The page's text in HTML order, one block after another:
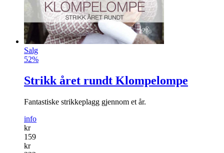
Salg
52%
Strikk året rundt Klompelompe
Fantastiske strikkeplagg gjennom et år.
info
kr
159
kr